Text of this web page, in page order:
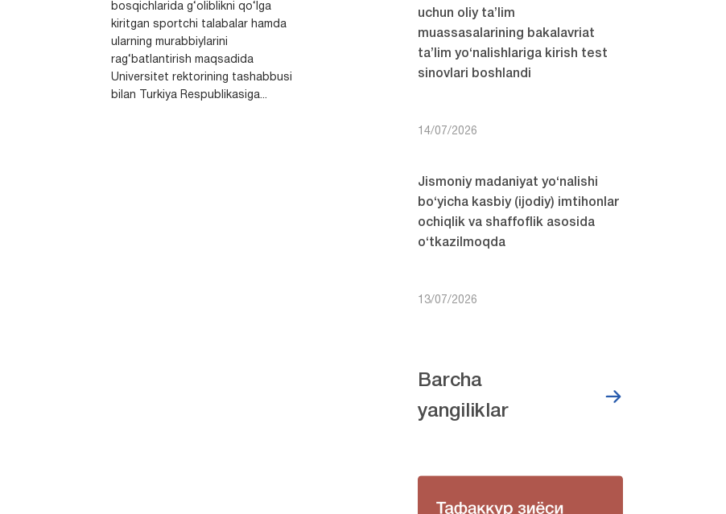
bosqichlarida g‘oliblikni qo‘lga
kiritgan sportchi talabalar hamda
ularning murabbiylarini
rag‘batlantirish maqsadida
Universitet rektorining tashabbusi
bilan Turkiya Respublikasiga...
uchun oliy ta’lim
muassasalarining bakalavriat
ta’lim yo‘nalishlariga kirish test
sinovlari boshlandi
14/07/2026
Jismoniy madaniyat yo‘nalishi
bo‘yicha kasbiy (ijodiy) imtihonlar
ochiqlik va shaffoflik asosida
o‘tkazilmoqda
13/07/2026
Barcha
yangiliklar